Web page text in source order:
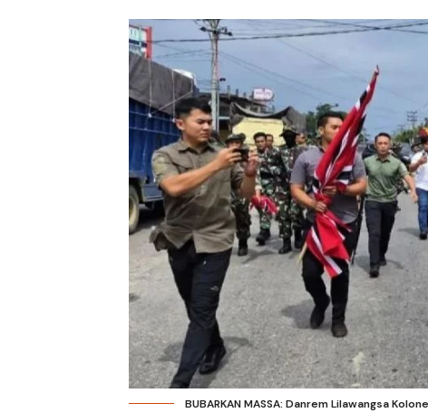
BUBARKAN MASSA: Danrem Lilawangsa